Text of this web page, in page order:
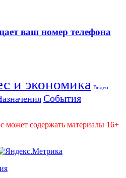
ваш номер телефона
и экономика Видео
События
может содержать материалы 16+